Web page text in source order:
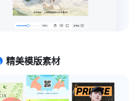
精美模版素材